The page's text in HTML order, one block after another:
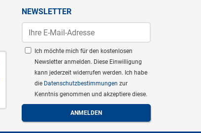
NEWSLETTER
Ich möchte mich für den kostenlosen
Newsletter anmelden. Diese Einwilligung
kann jederzeit widerrufen werden. Ich habe
die Datenschutzbestimmungen zur
Kenntnis genommen und akzeptiere diese.